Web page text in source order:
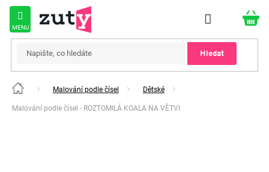
Přejít
obsah
Hledat
Domů Malování podle čísel Dětské
Malování podle čísel - ROZTOMILÁ KOALA NA VĚTVI